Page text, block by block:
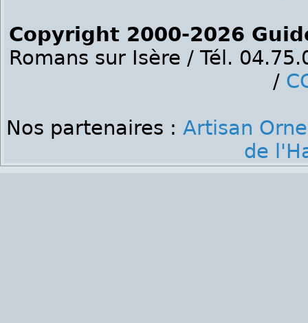
Copyright 2000-2026
Romans sur Isère / Tél.
/
Nos partenaires : Artisan Orne
de